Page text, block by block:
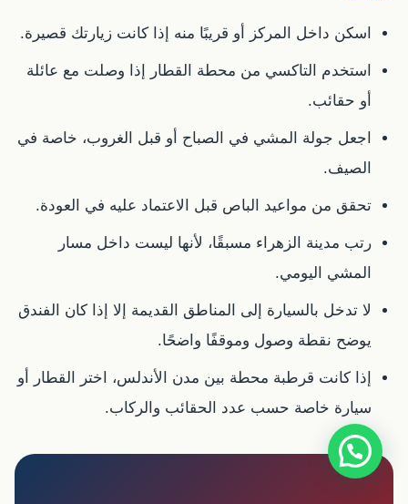
اسكن داخل المركز أو قريبًا منه إذا كانت زيارتك قصيرة.
استخدم التاكسي من محطة القطار إذا وصلت مع عائلة
أو حقائب.
اجعل جولة المشي في الصباح أو قبل الغروب، خاصة في
الصيف.
تحقق من مواعيد الباص قبل الاعتماد عليه في العودة.
رتب مدينة الزهراء مسبقًا، لأنها ليست داخل مسار
المشي اليومي.
لا تدخل بالسيارة إلى المناطق القديمة إلا إذا كان الفندق
يوضح نقطة وصول وموقفًا واضحًا.
إذا كانت قرطبة محطة بين مدن الأندلس، اختر القطار أو
سيارة خاصة حسب عدد الحقائب والركاب.